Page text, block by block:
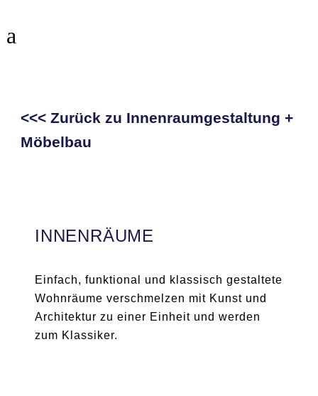
<<< Zurück zu Innenraumgestaltung +
Möbelbau
INNENRÄUME
Einfach, funktional und klassisch gestaltete
Wohnräume verschmelzen mit Kunst und
Architektur zu einer Einheit und werden
zum Klassiker.